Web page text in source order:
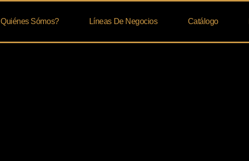
Quiénes Sómos? Líneas De Negocios Catálogo